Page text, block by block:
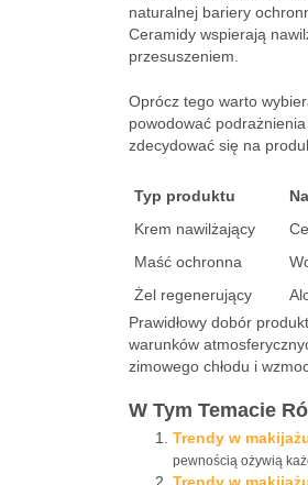
naturalnej bariery
Ceramidy wspierają
przesuszeniem.
Oprócz tego warto
powodować
zdecydować się na
Typ produktu
Krem nawilżający
Maść ochronna
Żel regenerujący
Prawidłowy dobór
warunków
zimowego chłodu i
W Tym Temacie
Trendy w
pewnością ożywią